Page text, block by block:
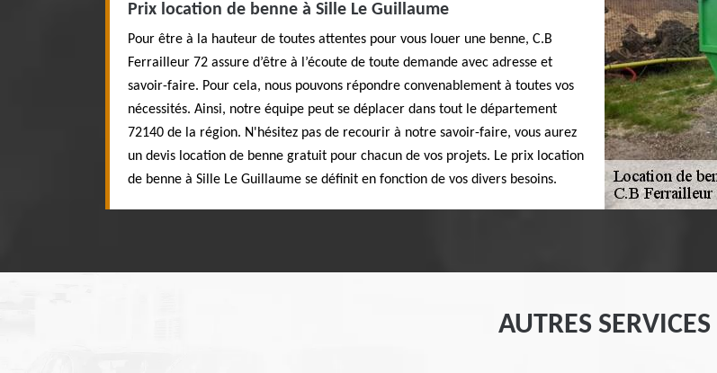
Prix location de benne à Sille Le Guillaume
Pour être à la hauteur de toutes attentes pour vous louer une benne, C.B
Ferrailleur 72 assure d’être à l’écoute de toute demande avec adresse et
savoir-faire. Pour cela, nous pouvons répondre convenablement à toutes vos
nécessités. Ainsi, notre équipe peut se déplacer dans tout le département
72140 de la région. N'hésitez pas de recourir à notre savoir-faire, vous aurez
un devis location de benne gratuit pour chacun de vos projets. Le prix location
de benne à Sille Le Guillaume se définit en fonction de vos divers besoins.
AUTRES SERVICES